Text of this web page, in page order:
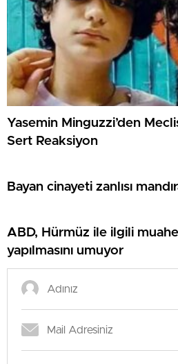
Yasemin Minguzzi’den
Sert Reaksiyon
Bayan cinayeti zanlısı
ABD, Hürmüz ile ilgili
yapılmasını umuyor